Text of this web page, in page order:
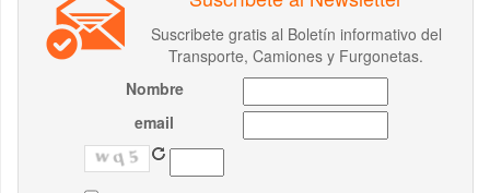
Suscribete gratis al Boletín informativo del
Transporte, Camiones y Furgonetas.
Nombre
email